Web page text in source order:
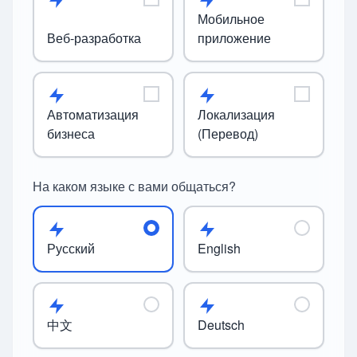
Веб-разработка
Мобильное
приложение
Автоматизация
бизнеса
Локализация
(Перевод)
На каком языке с вами общаться?
Русский English
中文 Deutsch